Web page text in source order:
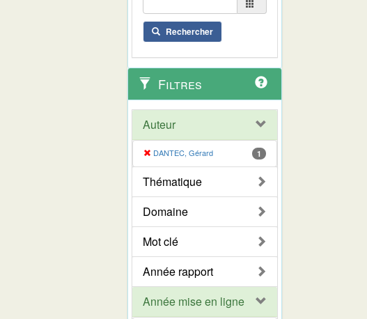
Rechercher
Filtres
Auteur
DANTEC, Gérard 1
Thématique
Domaine
Mot clé
Année rapport
Année mise en ligne